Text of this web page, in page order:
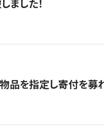
ました！
品を指定し寄付を募